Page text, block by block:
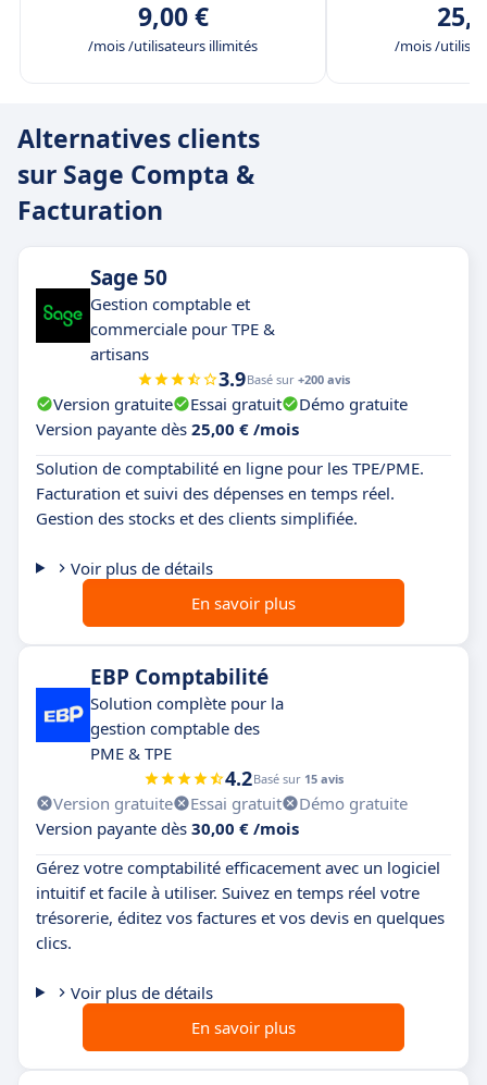
9,00 €
/mois /utilisateurs illimités /mois /
Alternatives clients
sur Sage Compta &
Facturation
Sage 50
Gestion comptable et
commerciale pour TPE &
artisans
3.9Basé sur +200 avis
Version gratuite Essai gratuit
Démo gratuite
Version payante dès 25,00 € /mois
Solution de comptabilité en ligne pour les TPE/PME.
Facturation et suivi des dépenses en temps réel.
Gestion des stocks et des clients simplifiée.
Voir plus de détails
En savoir plus
EBP Comptabilité
Solution complète pour la
gestion comptable des
PME & TPE
4.2Basé sur 15 avis
Version gratuite Essai gratuit
Démo gratuite
Version payante dès 30,00 € /mois
Gérez votre comptabilité efficacement avec un logiciel
intuitif et facile à utiliser. Suivez en temps réel votre
trésorerie, éditez vos factures et vos devis en quelques
clics.
Voir plus de détails
En savoir plus